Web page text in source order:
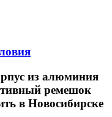
из алюминия
ремешок
в Новосибирске